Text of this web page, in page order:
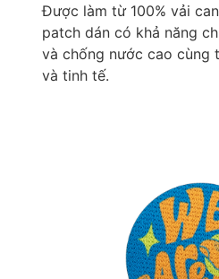
Được làm từ 100% vải
patch dán có khả năng
và chống nước cao cùng
và tinh tế.